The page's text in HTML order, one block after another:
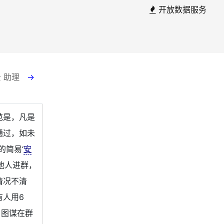
开放数据服务
助理
→
是，凡是
过，如未
简易‘安
进群，
况不清
人用6
谋在群